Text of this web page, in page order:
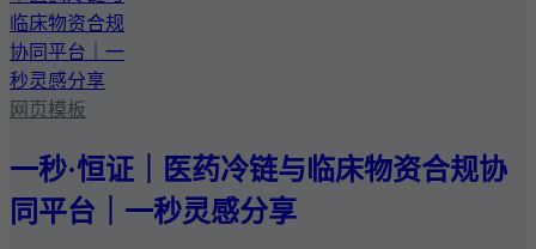
网页模板
一秒·恒证｜医药冷链与临床物资合规协
同平台｜一秒灵感分享